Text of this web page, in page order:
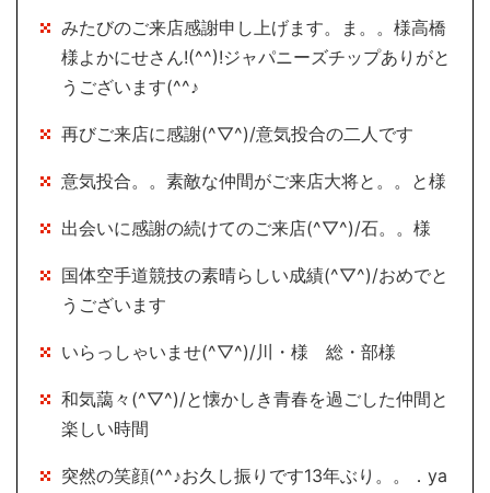
みたびのご来店感謝申し上げます。ま。。様高橋
様よかにせさん!(^^)!ジャパニーズチップありがと
うございます(^^♪
再びご来店に感謝(^▽^)/意気投合の二人です
意気投合。。素敵な仲間がご来店大将と。。と様
出会いに感謝の続けてのご来店(^▽^)/石。。様
国体空手道競技の素晴らしい成績(^▽^)/おめでと
うございます
いらっしゃいませ(^▽^)/川・様 総・部様
和気藹々(^▽^)/と懐かしき青春を過ごした仲間と
楽しい時間
突然の笑顔(^^♪お久し振りです13年ぶり。。．ya